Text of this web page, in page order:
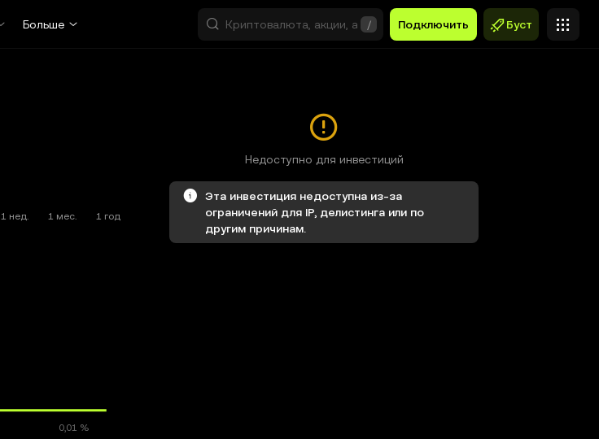
Больше / Подключить Буст
1 нед. 1 мес. 1 год
Недоступно для инвестиций
Эта инвестиция недоступна из-за
ограничений для IP, делистинга или по
другим причинам.